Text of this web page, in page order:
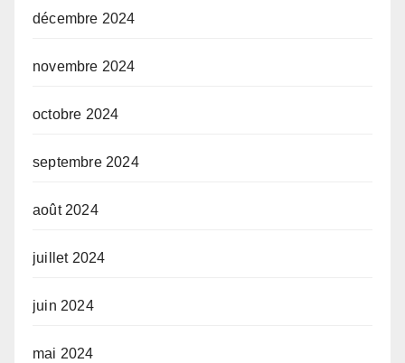
décembre 2024
novembre 2024
octobre 2024
septembre 2024
août 2024
juillet 2024
juin 2024
mai 2024